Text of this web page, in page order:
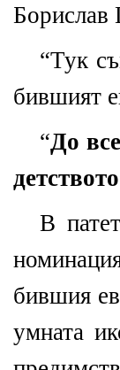
Борислав
“Тук
бившият
“До
В
бившия
умната